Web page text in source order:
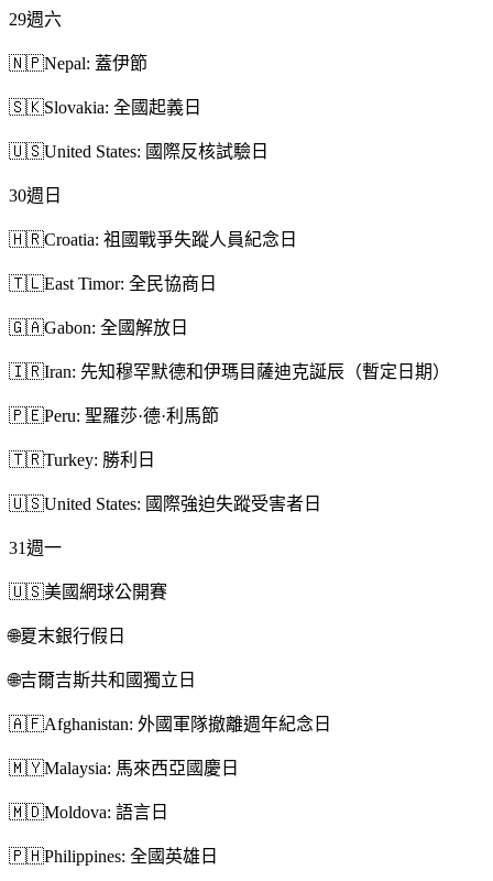
29週六
🇳🇵Nepal: 蓋伊節
🇸🇰Slovakia: 全國起義日
🇺🇸United States: 國際反核試驗日
30週日
🇭🇷Croatia: 祖國戰爭失蹤人員紀念日
🇹🇱East Timor: 全民協商日
🇬🇦Gabon: 全國解放日
🇮🇷Iran: 先知穆罕默德和伊瑪目薩迪克誕辰（暫定日期）
🇵🇪Peru: 聖羅莎·德·利馬節
🇹🇷Turkey: 勝利日
🇺🇸United States: 國際強迫失蹤受害者日
31週一
🇺🇸美國網球公開賽
🌐夏末銀行假日
🌐吉爾吉斯共和國獨立日
🇦🇫Afghanistan: 外國軍隊撤離週年紀念日
🇲🇾Malaysia: 馬來西亞國慶日
🇲🇩Moldova: 語言日
🇵🇭Philippines: 全國英雄日